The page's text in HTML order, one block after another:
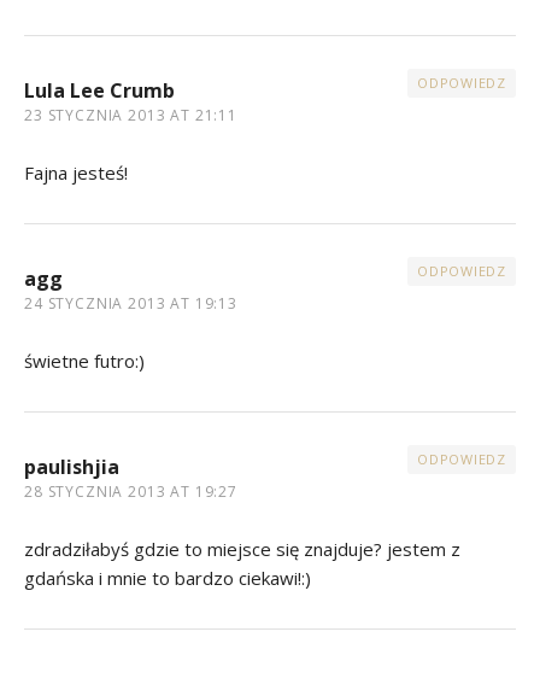
Lula Lee Crumb
23 STYCZNIA 2013 AT 21:11
ODPOWIEDZ
Fajna jesteś!
agg
24 STYCZNIA 2013 AT 19:13
ODPOWIEDZ
świetne futro:)
paulishjia
28 STYCZNIA 2013 AT 19:27
ODPOWIEDZ
zdradziłabyś gdzie to miejsce się znajduje? jestem z
gdańska i mnie to bardzo ciekawi!:)